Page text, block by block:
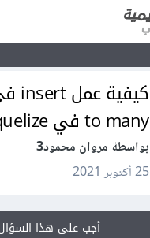
to many في sequelize
بواسطة مروان محمود3
25 أكتوبر 2021
أجب على هذا السؤال